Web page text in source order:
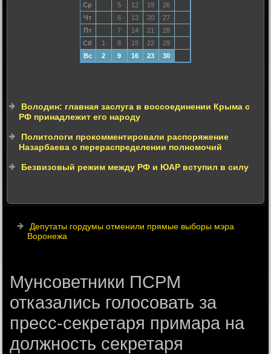
Ср
5 12 19
26
Чт
6 13 20
27
Пт
7 14 21
28
Сб
1 8 15 22
29
Вс
2 9 16 23 30
Володин: главная заслуга в воссоединении Крыма с
РФ принадлежит его народу
Политологи прокомментировали распоряжение
Назарбаева о перераспределении полномочий
Безвизовый режим между РФ и ЮАР вступил в силу
Депутаты гордумы отменили прямые выборы мэра
Воронежа
Мунсоветники ПСРМ
отказались голосовать за
пресс-секретаря примара на
должность секретаря